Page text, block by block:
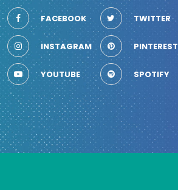
FACEBOOK TWITTER
INSTAGRAM PINTEREST
YOUTUBE SPOTIFY